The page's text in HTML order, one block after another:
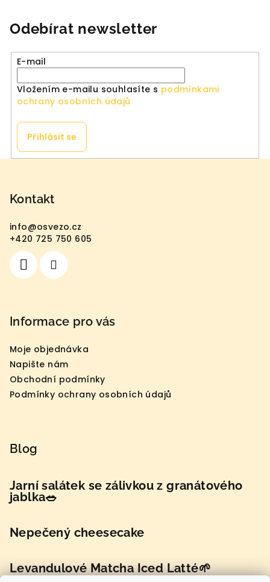
hvězdiček.
Odebírat newsletter
E-mail
Vložením e-mailu souhlasíte s podmínkami
ochrany osobních údajů
Přihlásit se
Kontakt
info@osvezo.cz
+420 725 750 605
Informace pro vás
Moje objednávka
Napište nám
Obchodní podmínky
Podmínky ochrany osobních údajů
Blog
Jarní salátek se zálivkou z granátového
jablka🥗
Nepečený cheesecake
Levandulové Matcha Iced Latté🌱